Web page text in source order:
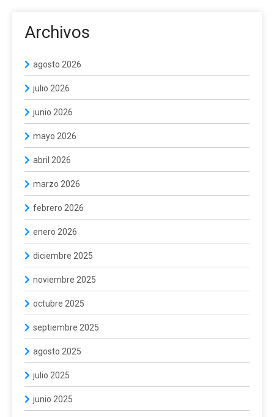
Archivos
agosto 2026
julio 2026
junio 2026
mayo 2026
abril 2026
marzo 2026
febrero 2026
enero 2026
diciembre 2025
noviembre 2025
octubre 2025
septiembre 2025
agosto 2025
julio 2025
junio 2025